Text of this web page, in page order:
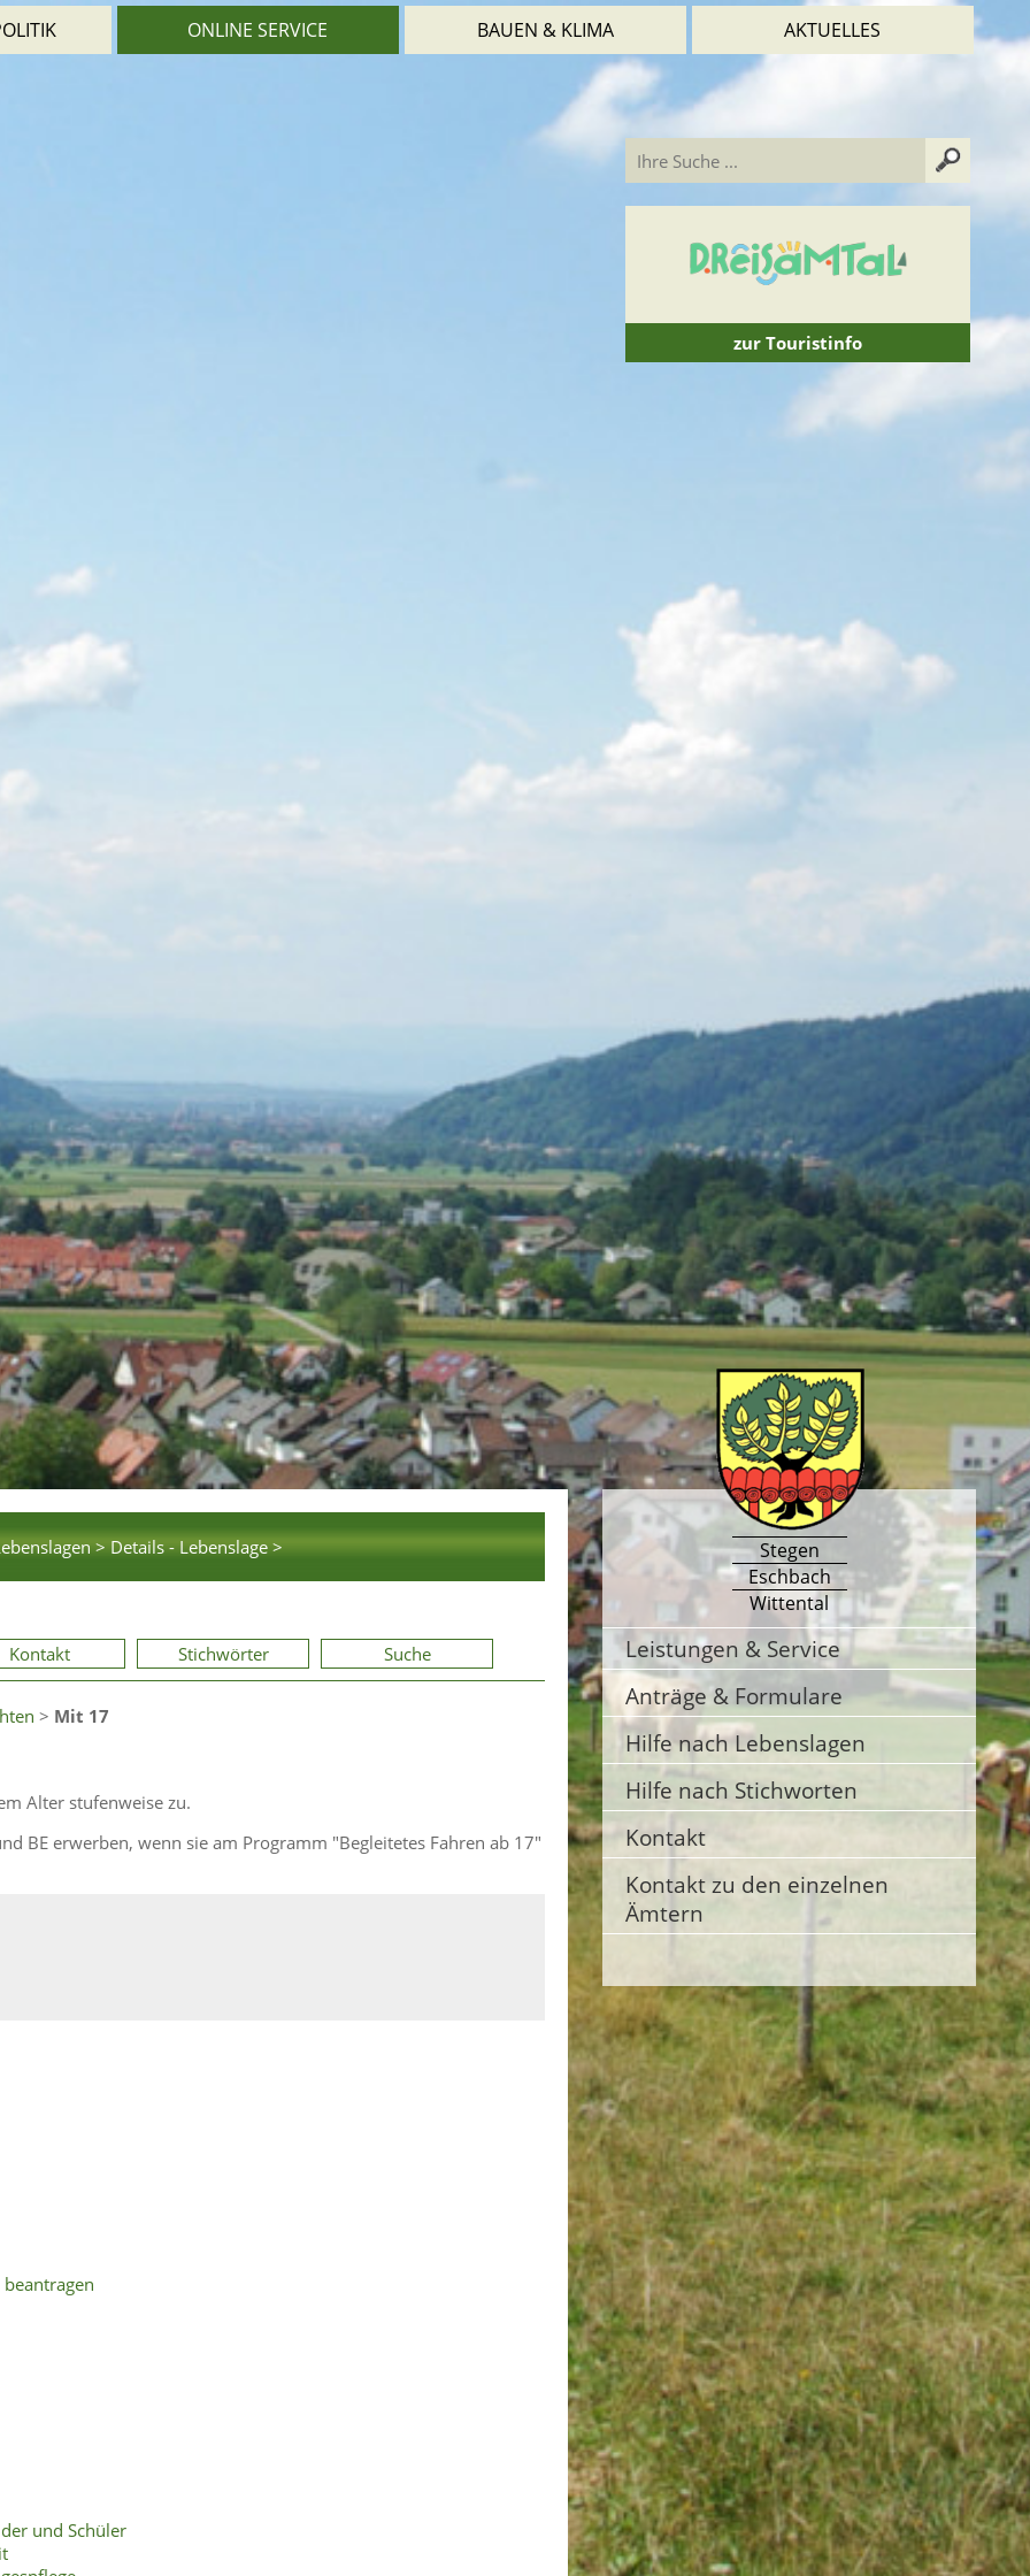
ONLINE SERVICE BAUEN & KLIMA AKTUELLES
zur Touristinfo
> Details - Lebenslage >
Kontakt Stichwörter Suche
> Mit 17
Alter stufenweise zu.
BE erwerben, wenn sie am Programm "Begleitetes Fahren ab 17"
und Schüler
Stegen
Eschbach
Wittental
Leistungen & Service
Anträge & Formulare
Hilfe nach Lebenslagen
Hilfe nach Stichworten
Kontakt
Kontakt zu den einzelnen
Ämtern